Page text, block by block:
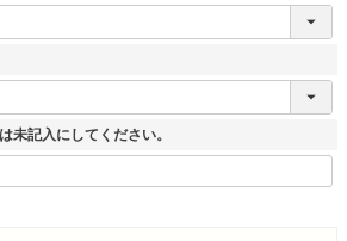
記入にしてください。